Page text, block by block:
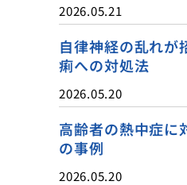
2026.05.21
自律神経の乱れが
痢への対処法
2026.05.20
高齢者の熱中症に
の事例
2026.05.20